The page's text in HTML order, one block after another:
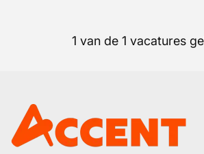
1 van de 1 vacatures